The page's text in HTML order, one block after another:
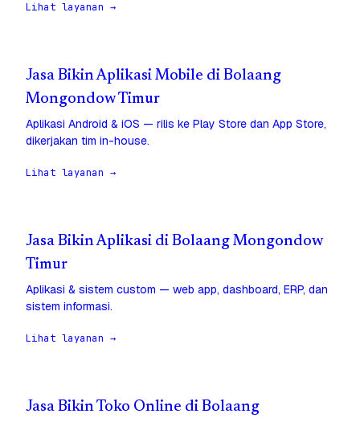
Lihat layanan →
Jasa Bikin Aplikasi Mobile di Bolaang
Mongondow Timur
Aplikasi Android & iOS — rilis ke Play Store dan App Store,
dikerjakan tim in-house.
Lihat layanan →
Jasa Bikin Aplikasi di Bolaang Mongondow
Timur
Aplikasi & sistem custom — web app, dashboard, ERP, dan
sistem informasi.
Lihat layanan →
Jasa Bikin Toko Online di Bolaang